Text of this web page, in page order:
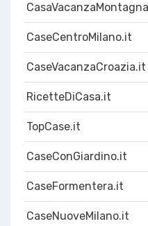
CaseCentroMilano.it
CaseVacanzaCroazia.it
RicetteDiCasa.it
TopCase.it
CaseConGiardino.it
CaseFormentera.it
CaseNuoveMilano.it